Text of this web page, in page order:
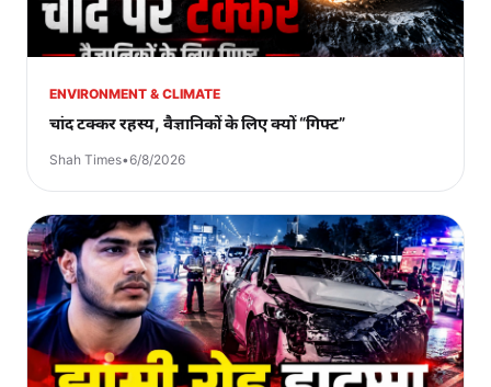
ENVIRONMENT & CLIMATE
चांद टक्कर रहस्य, वैज्ञानिकों के लिए क्यों “गिफ्ट”
Shah Times•6/8/2026